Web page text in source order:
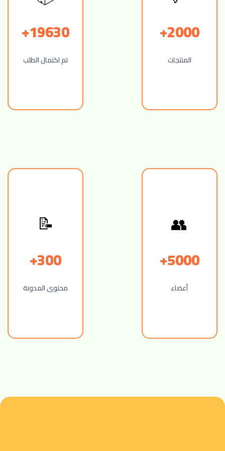
2000+
المنتجات
19630+
تم اكتمال الطلب
👥
5000+
أعضاء
📝
300+
محتوى المدونة